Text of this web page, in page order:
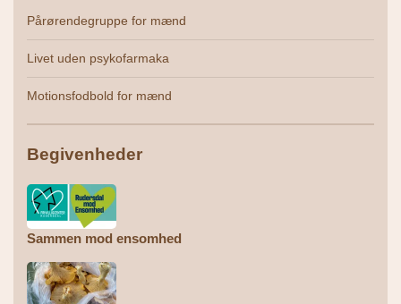
Pårørendegruppe for mænd
Livet uden psykofarmaka
Motionsfodbold for mænd
Begivenheder
Sammen mod ensomhed